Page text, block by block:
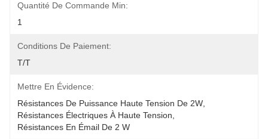
Quantité De Commande Min:
1
Conditions De Paiement:
T/T
Mettre En Évidence:
Résistances De Puissance Haute Tension De 2W
Résistances Électriques À Haute Tension
Résistances En Émail De 2 W